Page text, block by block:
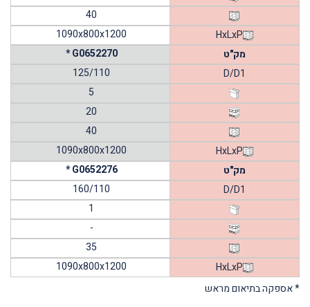
40
HxLxP
1090x800x1200
מק"ט
* G0652270
D/D1
125/110
5
20
40
HxLxP
1090x800x1200
מק"ט
* G0652276
D/D1
160/110
1
-
35
HxLxP
1090x800x1200
* אספקה בתיאום מראש